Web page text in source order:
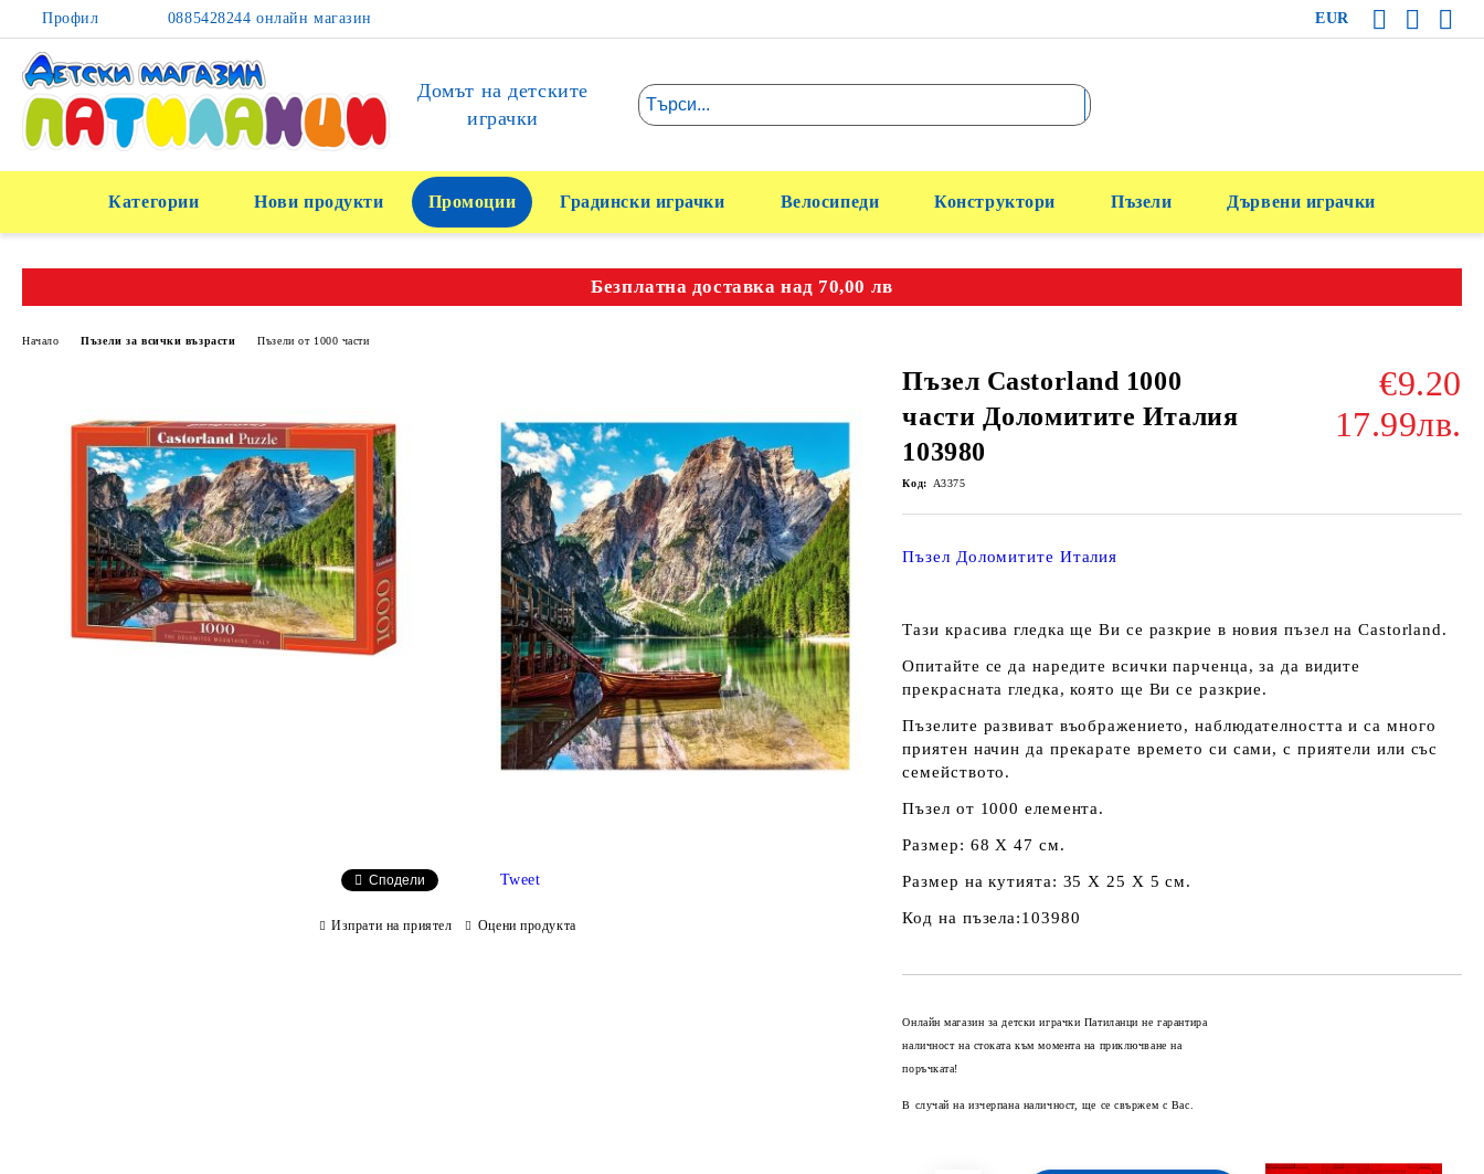
Профил 0885428244 онлайн магазин EUR
Домът на детските
играчки
Категории Нови продукти Промоции Градински играчки Велосипеди Конструктори Пъзели Дървени играчки
Безплатна доставка над 70,00 лв
Начало Пъзели за всички възрасти Пъзели от 1000 части
Пъзел Castorland 1000
части Доломитите Италия
103980
€9.20
17.99лв.
Код: A3375
Пъзел Доломитите Италия
Тази красива гледка ще Ви се разкрие в новия пъзел на Castorland.
Опитайте се да наредите всички парченца, за да видите
прекрасната гледка, която ще Ви се разкрие.
Пъзелите развиват въображението, наблюдателността и са много
приятен начин да прекарате времето си сами, с приятели или със
семейството.
Пъзел от 1000 елемента.
Размер: 68 Х 47 см.
Размер на кутията: 35 Х 25 Х 5 см.
Код на пъзела:103980
Онлайн магазин за детски играчки Патиланци не гарантира
наличност на стоката към момента на приключване на
поръчката!
В случай на изчерпана наличност, ще се свържем с Вас.
Сподели Tweet
Изпрати на приятел Оцени продукта